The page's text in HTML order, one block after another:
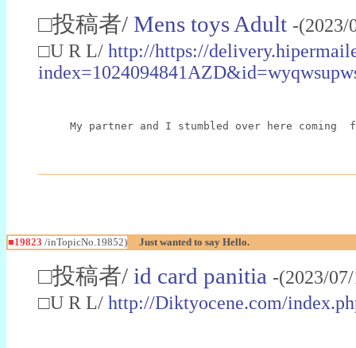
□投稿者/ Mens toys Adult -
□U R L/ http://https://
My partner and I stumbled over here
■19823 /inTopicNo.19852) Just wanted to say Hello.
□投稿者/ id card panitia -(2023/
□U R L/ http://Diktyocene.com/